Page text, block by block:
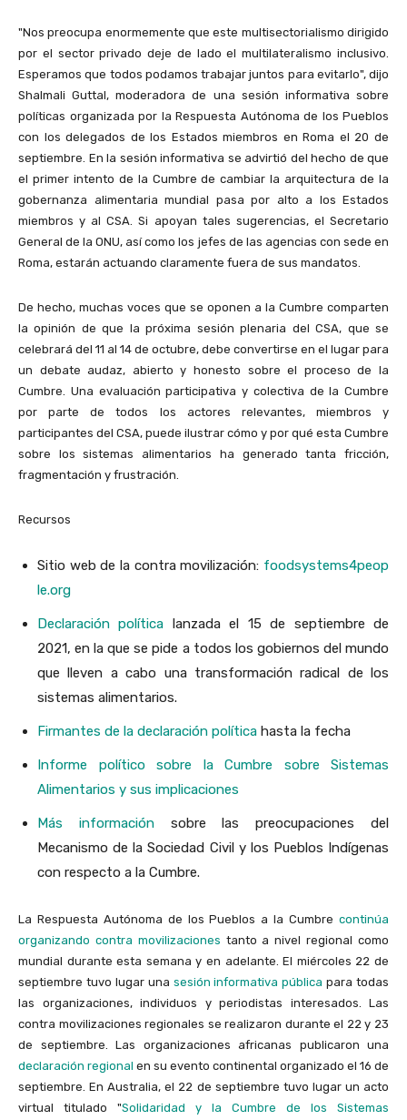
"Nos preocupa enormemente que este multisectorialismo dirigido
por el sector privado deje de lado el multilateralismo inclusivo.
Esperamos que todos podamos trabajar juntos para evitarlo", dijo
Shalmali Guttal, moderadora de una sesión informativa sobre
políticas organizada por la Respuesta Autónoma de los Pueblos
con los delegados de los Estados miembros en Roma el 20 de
septiembre. En la sesión informativa se advirtió del hecho de que
el primer intento de la Cumbre de cambiar la arquitectura de la
gobernanza alimentaria mundial pasa por alto a los Estados
miembros y al CSA. Si apoyan tales sugerencias, el Secretario
General de la ONU, así como los jefes de las agencias con sede en
Roma, estarán actuando claramente fuera de sus mandatos.
De hecho, muchas voces que se oponen a la Cumbre comparten
la opinión de que la próxima sesión plenaria del CSA, que se
celebrará del 11 al 14 de octubre, debe convertirse en el lugar para
un debate audaz, abierto y honesto sobre el proceso de la
Cumbre. Una evaluación participativa y colectiva de la Cumbre
por parte de todos los actores relevantes, miembros y
participantes del CSA, puede ilustrar cómo y por qué esta Cumbre
sobre los sistemas alimentarios ha generado tanta fricción,
fragmentación y frustración.
Recursos
Sitio web de la contra movilización: foodsystems4peop
le.org
Declaración política lanzada el 15 de septiembre de
2021, en la que se pide a todos los gobiernos del mundo
que lleven a cabo una transformación radical de los
sistemas alimentarios.
Firmantes de la declaración política hasta la fecha
Informe político sobre la Cumbre sobre Sistemas
Alimentarios y sus implicaciones
Más informaciónsobre las preocupaciones del
Mecanismo de la Sociedad Civil y los Pueblos Indígenas
con respecto a la Cumbre.
La Respuesta Autónoma de los Pueblos a la Cumbre continúa
organizando contra movilizaciones tanto a nivel regional como
mundial durante esta semana y en adelante. El miércoles 22 de
septiembre tuvo lugar una sesión informativa pública para todas
las organizaciones, individuos y periodistas interesados. Las
contra movilizaciones regionales se realizaron durante el 22 y 23
de septiembre. Las organizaciones africanas publicaron una
declaración regional en su evento continental organizado el 16 de
septiembre. En Australia, el 22 de septiembre tuvo lugar un acto
virtual titulado "Solidaridad y la Cumbre de los Sistemas